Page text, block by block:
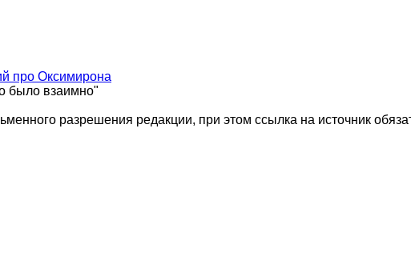
про Оксимирона
было взаимно"
разрешения редакции, при этом ссылка на источник